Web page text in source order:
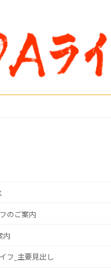
のご案内
内
フ_主要見出し